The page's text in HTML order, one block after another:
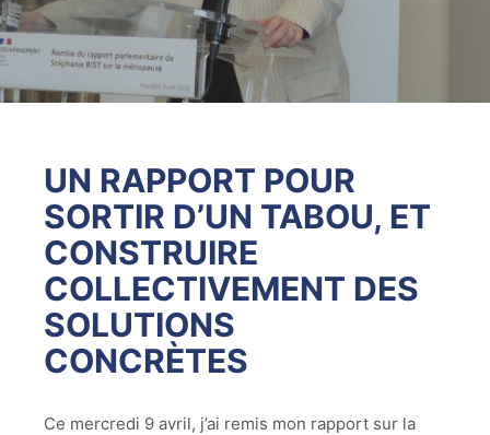
UN RAPPORT POUR
SORTIR D’UN TABOU, ET
CONSTRUIRE
COLLECTIVEMENT DES
SOLUTIONS
CONCRÈTES
Ce mercredi 9 avril, j’ai remis mon rapport sur la